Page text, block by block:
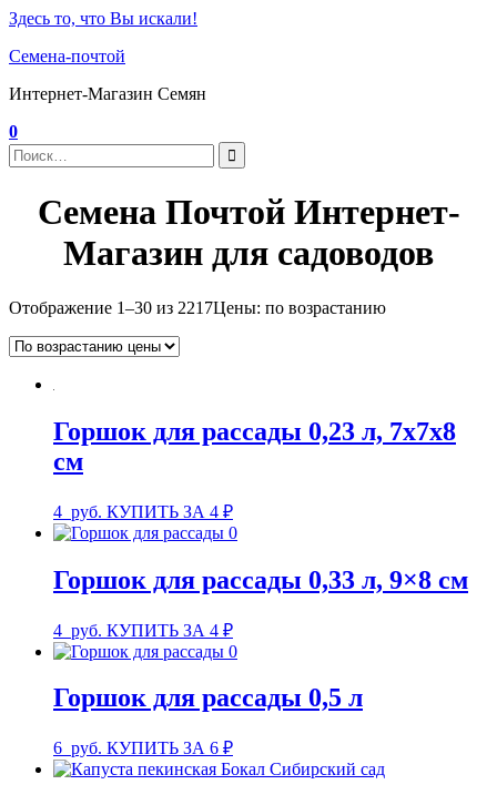
Здесь то, что Вы искали!
Семена-почтой
Интернет-Магазин Семян
0
Семена Почтой Интернет-
Магазин для садоводов
Отображение 1–30 из 2217Цены: по возрастанию
Горшок для рассады 0,23 л, 7x7x8
см
4 руб. КУПИТЬ ЗА 4 ₽
Горшок для рассады 0,33 л, 9×8 см
4 руб. КУПИТЬ ЗА 4 ₽
Горшок для рассады 0,5 л
6 руб. КУПИТЬ ЗА 6 ₽